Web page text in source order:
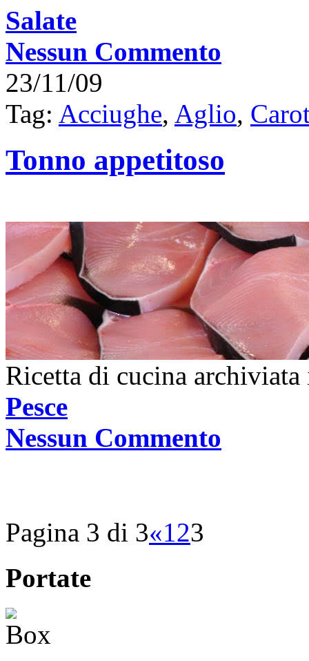
Salate
Nessun Commento
23/11/09
Tag: Acciughe, Aglio,
Tonno appetitoso
Ricetta di cucina
Pesce
Nessun Commento
Pagina 3 di 3«123
Portate